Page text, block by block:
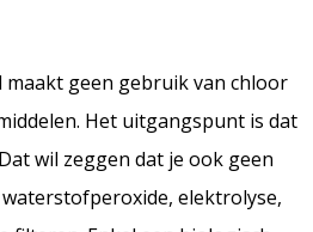
maakt geen gebruik van chloor
Het uitgangspunt is dat
wil zeggen dat je ook geen
elektrolyse,